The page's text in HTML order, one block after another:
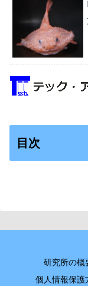
目次
研究所の概
個人情報保護